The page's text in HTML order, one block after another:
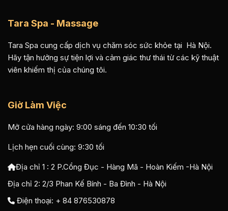
Tara Spa - Massage
Tara Spa cung cấp dịch vụ chăm sóc sức khỏe tại Hà Nội.
Hãy tận hưởng sự tiện lợi và cảm giác thư thái từ các kỹ thuật
viên khiếm thị của chúng tôi.
Giờ Làm Việc
Mở cửa hàng ngày: 9:00 sáng đến 10:30 tối
Lịch hẹn cuối cùng: 9:30 tối
Địa chỉ 1 : 2 P.Cổng Đục - Hàng Mã - Hoàn Kiếm -Hà Nội
Địa chỉ 2: 2/3 Phan Kế Bính - Ba Đình - Hà Nội
Điện thoại: + 84 876530878